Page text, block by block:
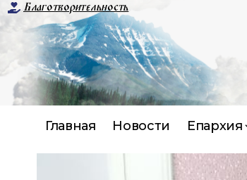
Благотворительность
Главная Новости Епархия